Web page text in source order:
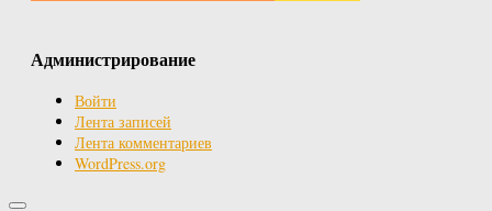
Администрирование
Войти
Лента записей
Лента комментариев
WordPress.org